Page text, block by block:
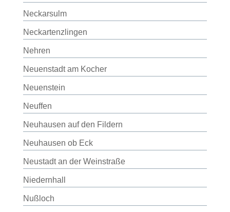
Neckarsulm
Neckartenzlingen
Nehren
Neuenstadt am Kocher
Neuenstein
Neuffen
Neuhausen auf den Fildern
Neuhausen ob Eck
Neustadt an der Weinstraße
Niedernhall
Nußloch